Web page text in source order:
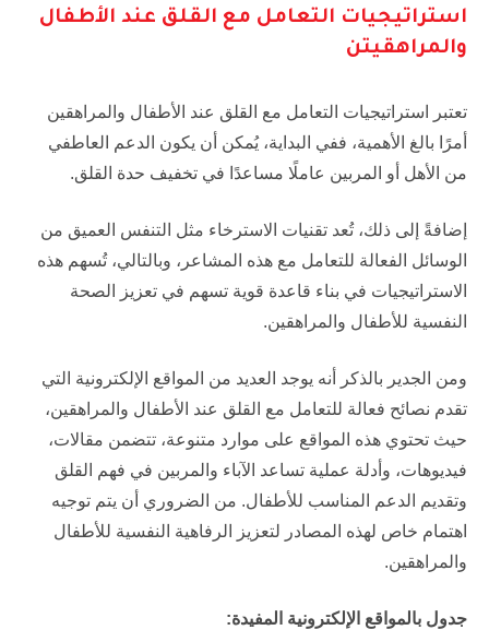
استراتيجيات التعامل مع القلق عند الأطفال
والمراهقيتن
تعتبر استراتيجيات التعامل مع القلق عند الأطفال والمراهقين
أمرًا بالغ الأهمية، ففي البداية، يُمكن أن يكون الدعم العاطفي
من الأهل أو المربين عاملًا مساعدًا في تخفيف حدة القلق.
إضافةً إلى ذلك، تُعد تقنيات الاسترخاء مثل التنفس العميق من
الوسائل الفعالة للتعامل مع هذه المشاعر، وبالتالي، تُسهم هذه
الاستراتيجيات في بناء قاعدة قوية تسهم في تعزيز الصحة
النفسية للأطفال والمراهقين.
ومن الجدير بالذكر أنه يوجد العديد من المواقع الإلكترونية التي
تقدم نصائح فعالة للتعامل مع القلق عند الأطفال والمراهقين،
حيث تحتوي هذه المواقع على موارد متنوعة، تتضمن مقالات،
فيديوهات، وأدلة عملية تساعد الآباء والمربين في فهم القلق
وتقديم الدعم المناسب للأطفال. من الضروري أن يتم توجيه
اهتمام خاص لهذه المصادر لتعزيز الرفاهية النفسية للأطفال
والمراهقين.
جدول بالمواقع الإلكترونية المفيدة: